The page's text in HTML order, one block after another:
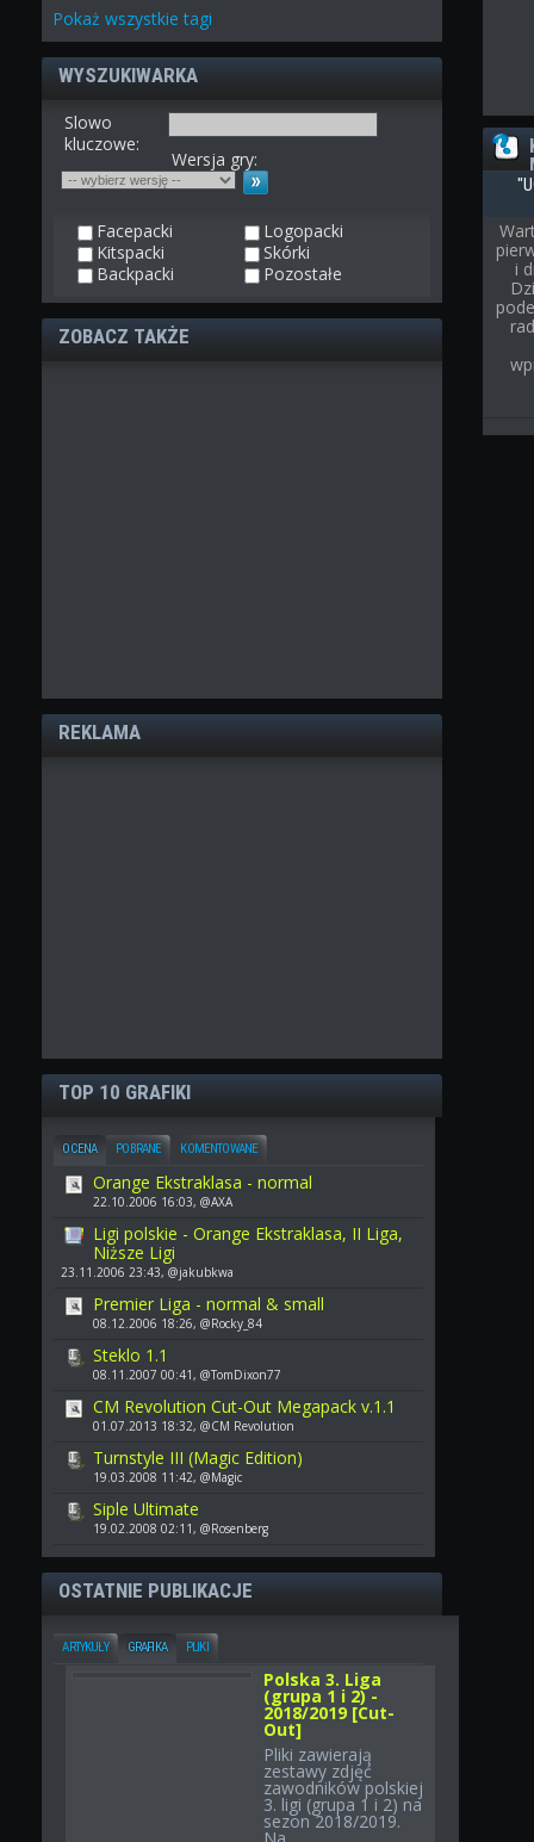
Pokażwszystkie tagi
WYSZUKIWARKA
Slowo
kluczowe:
Wersja gry:
Facepacki
Logopacki
Kitspacki
Skórki
Backpacki
Pozostałe
ZOBACZ TAKŻE
REKLAMA
TOP 10 GRAFIKI
OCENA POBRANE KOMENTOWANE
Orange Ekstraklasa - normal
22.10.2006 16:03, @AXA
Ligi polskie - Orange Ekstraklasa, II Liga,
Niższe Ligi
23.11.2006 23:43, @jakubkwa
Premier Liga - normal & small
08.12.2006 18:26, @Rocky_84
Steklo 1.1
08.11.2007 00:41, @TomDixon77
CM Revolution Cut-Out Megapack v.1.1
01.07.2013 18:32, @CM Revolution
Turnstyle III (Magic Edition)
19.03.2008 11:42, @Magic
Siple Ultimate
19.02.2008 02:11, @Rosenberg
OSTATNIE PUBLIKACJE
ARTYKUŁY GRAFIKA PLIKI
Polska 3. Liga
(grupa 1 i 2) -
2018/2019 [Cut-
Out]
Pliki zawierają
zestawy zdjęć
zawodników polskiej
3. ligi (grupa 1 i 2) na
sezon 2018/2019.
i